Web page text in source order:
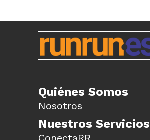
Quiénes Somos
Nosotros
Nuestros Servicios